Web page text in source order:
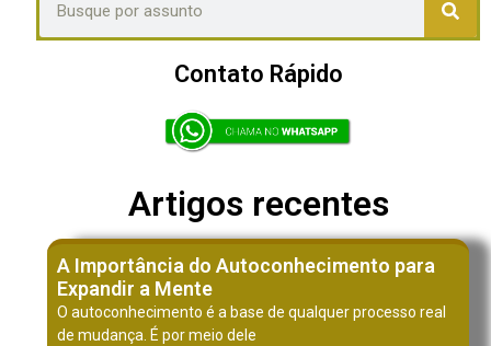
Contato Rápido
Artigos recentes
A Importância do Autoconhecimento para
Expandir a Mente
O autoconhecimento é a base de qualquer processo real
de mudança. É por meio dele